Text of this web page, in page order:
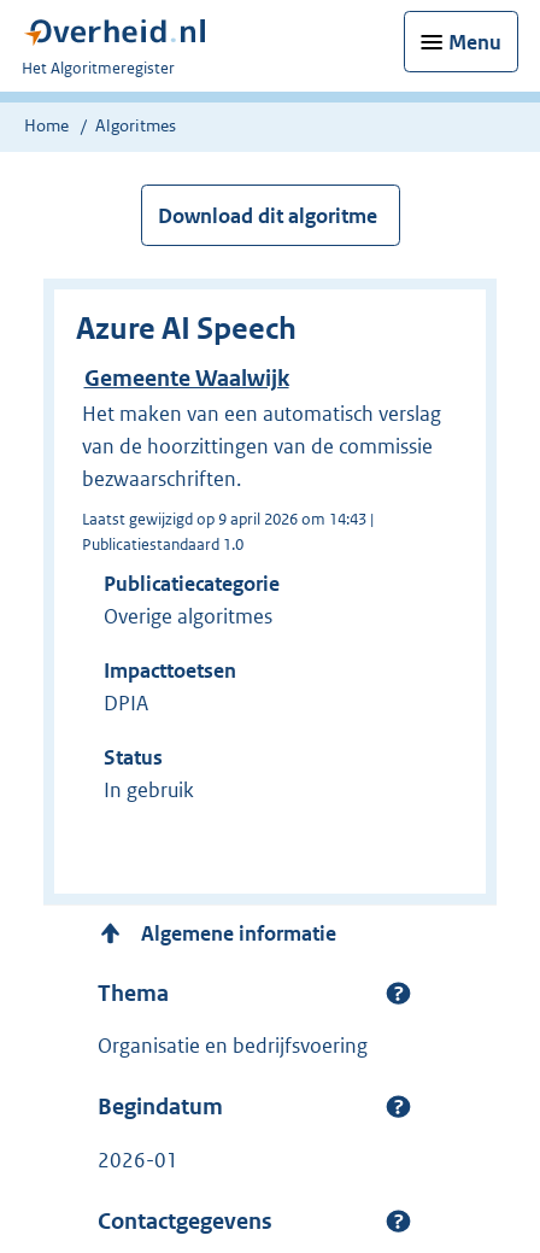
Menu
U
bent
nu
Het Algoritmeregister
Home Algoritmes
Download dit algoritme
Azure AI Speech
Gemeente Waalwijk
Het maken van een automatisch verslag
van de hoorzittingen van de commissie
bezwaarschriften.
Laatst gewijzigd op 9 april 2026 om 14:43 |
Publicatiestandaard 1.0
Publicatiecategorie
Overige algoritmes
Impacttoetsen
DPIA
Status
In gebruik
Algemene informatie
Thema
Organisatie en bedrijfsvoering
Begindatum
2026-01
Contactgegevens